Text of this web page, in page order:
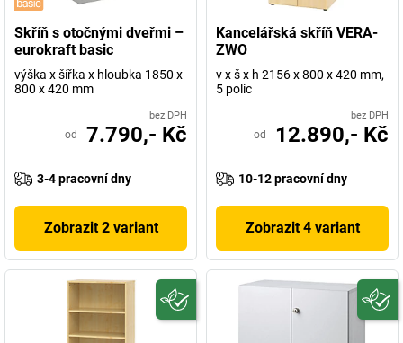
Skříň s otočnými dveřmi –
eurokraft basic
výška x šířka x hloubka 1850 x
800 x 420 mm
bez DPH
od 7.790,- Kč
3-4 pracovní dny
Zobrazit 2 variant
Kancelářská skříň VERA-
ZWO
v x š x h 2156 x 800 x 420 mm,
5 polic
bez DPH
od 12.890,- Kč
10-12 pracovní dny
Zobrazit 4 variant